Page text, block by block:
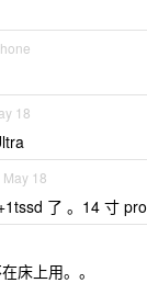
18
May 18
了 。14 寸 pro
床上用。。